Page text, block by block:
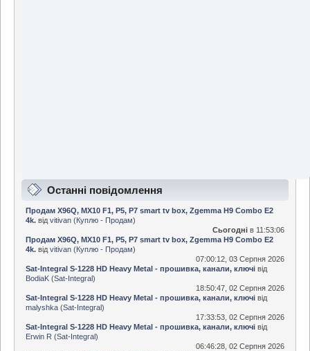
Останні повідомлення
Продам X96Q, MX10 F1, P5, P7 smart tv box, Zgemma H9 Сombo E2
4k.від vitivan(Куплю - Продам)
Сьогодні в 11:53:06
Продам X96Q, MX10 F1, P5, P7 smart tv box, Zgemma H9 Сombo E2
4k.від vitivan(Куплю - Продам)
07:00:12, 03 Серпня 2026
Sat-Integral S-1228 HD Heavy Metal - прошивка, канали, ключівід
BodiaK(Sat-Integral)
18:50:47, 02 Серпня 2026
Sat-Integral S-1228 HD Heavy Metal - прошивка, канали, ключівід
malyshka(Sat-Integral)
17:33:53, 02 Серпня 2026
Sat-Integral S-1228 HD Heavy Metal - прошивка, канали, ключівід
Erwin R (Sat-Integral)
06:46:28, 02 Серпня 2026